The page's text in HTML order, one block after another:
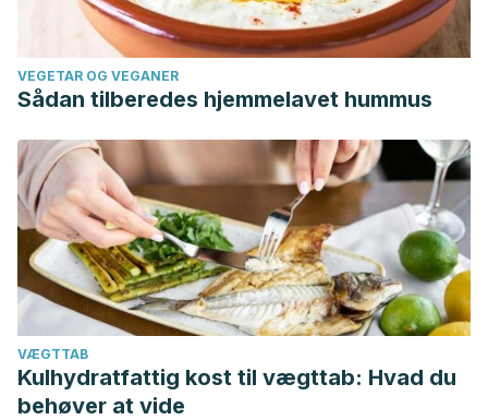
VEGETAR OG VEGANER
Sådan tilberedes hjemmelavet hummus
VÆGTTAB
Kulhydratfattig kost til vægttab: Hvad du
behøver at vide